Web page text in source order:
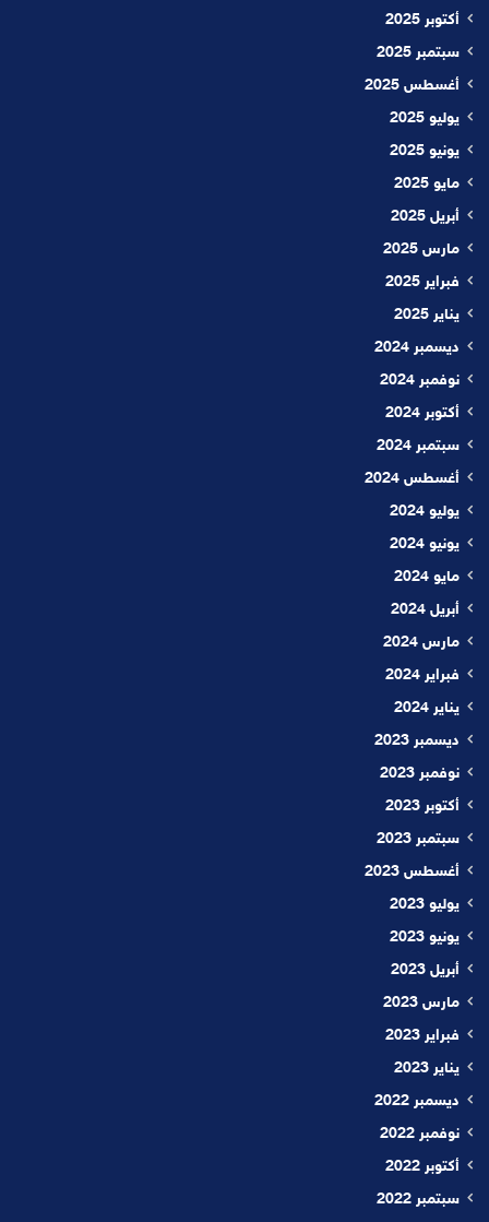
أكتوبر 2025
سبتمبر 2025
أغسطس 2025
يوليو 2025
يونيو 2025
مايو 2025
أبريل 2025
مارس 2025
فبراير 2025
يناير 2025
ديسمبر 2024
نوفمبر 2024
أكتوبر 2024
سبتمبر 2024
أغسطس 2024
يوليو 2024
يونيو 2024
مايو 2024
أبريل 2024
مارس 2024
فبراير 2024
يناير 2024
ديسمبر 2023
نوفمبر 2023
أكتوبر 2023
سبتمبر 2023
أغسطس 2023
يوليو 2023
يونيو 2023
أبريل 2023
مارس 2023
فبراير 2023
يناير 2023
ديسمبر 2022
نوفمبر 2022
أكتوبر 2022
سبتمبر 2022